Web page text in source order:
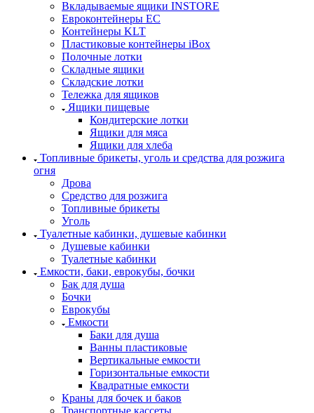
Вкладываемые ящики INSTORE
Евроконтейнеры ЕС
Контейнеры KLT
Пластиковые контейнеры iBox
Полочные лотки
Складные ящики
Складские лотки
Тележка для ящиков
Ящики пищевые
Кондитерские лотки
Ящики для мяса
Ящики для хлеба
Топливные брикеты, уголь и средства для розжига
огня
Дрова
Средство для розжига
Топливные брикеты
Уголь
Туалетные кабинки, душевые кабинки
Душевые кабинки
Туалетные кабинки
Емкости, баки, еврокубы, бочки
Бак для душа
Бочки
Еврокубы
Емкости
Баки для душа
Ванны пластиковые
Вертикальные емкости
Горизонтальные емкости
Квадратные емкости
Краны для бочек и баков
Транспортные кассеты